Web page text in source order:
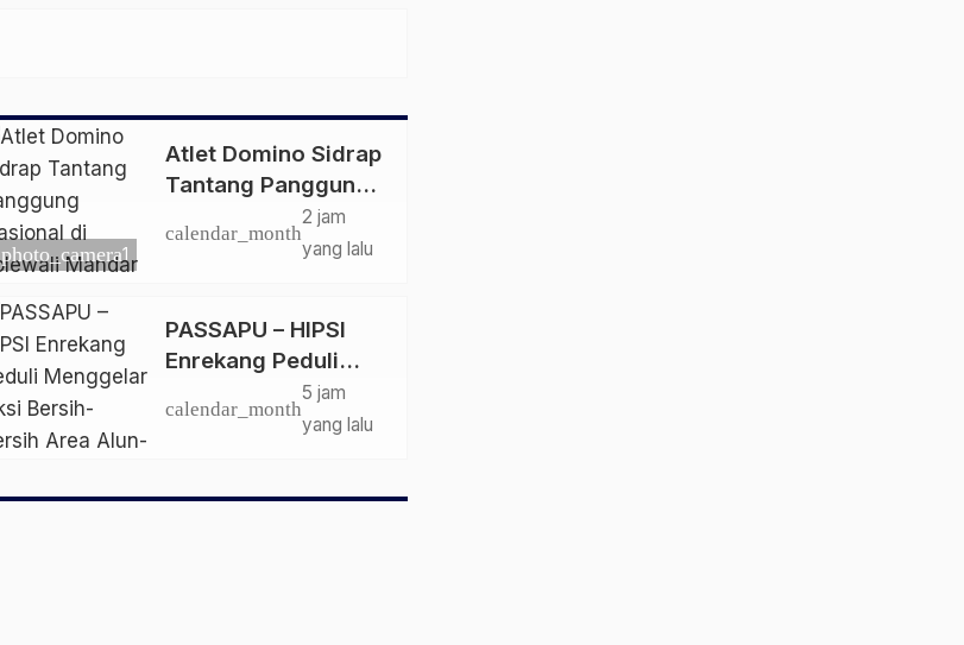
photo_camera1
Atlet Domino Sidrap
Tantang Panggung
Nasional di Polewali
Mandar 2026
calendar_month
2 jam
yang lalu
PASSAPU – HIPSI
Enrekang Peduli
Menggelar Aksi
Bersih-Bersih Area
calendar_month
5 jam
yang lalu